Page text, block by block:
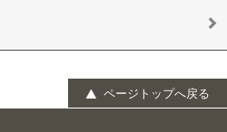
ページトップへ戻る